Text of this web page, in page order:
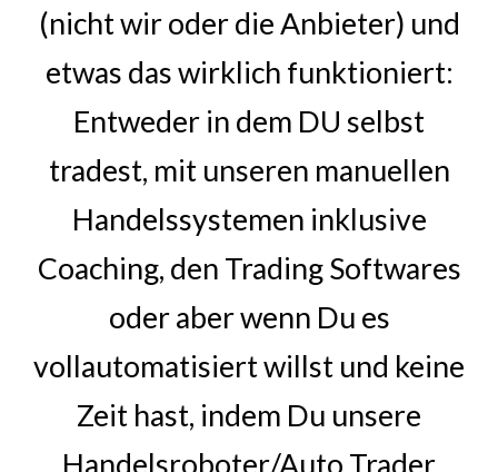
(nicht wir oder die Anbieter) und
etwas das wirklich funktioniert:
Entweder in dem DU selbst
tradest, mit unseren manuellen
Handelssystemen inklusive
Coaching, den Trading Softwares
oder aber wenn Du es
vollautomatisiert willst und keine
Zeit hast, indem Du unsere
Handelsroboter/Auto Trader